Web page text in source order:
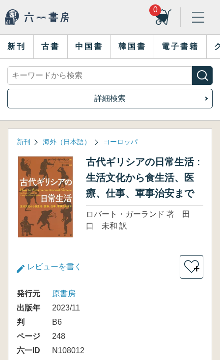
0
新刊 古書 中国書 韓国書 電子書籍
詳細検索
新刊 海外（日本語） ヨーロッパ
古代ギリシアの日常生活 :
生活文化から食生活、医
療、仕事、軍事治安まで
ロバート・ガーランド 著 田
口 未和 訳
レビューを書く ＋
発行元
原書房
出版年
2023/11
判
B6
ページ
248
六一ID
N108012